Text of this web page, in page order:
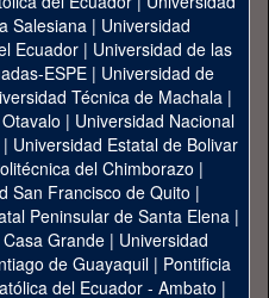
Salesiana | Universidad
Ecuador | Universidad de las
ESPE | Universidad de
Técnica de Machala|
| Universidad Nacional
| Universidad Estatal de Bolivar
del Chimborazo |
San Francisco de Quito |
Peninsular de Santa Elena|
Grande | Universidad
de Guayaquil| Pontificia
del Ecuador - Ambato |